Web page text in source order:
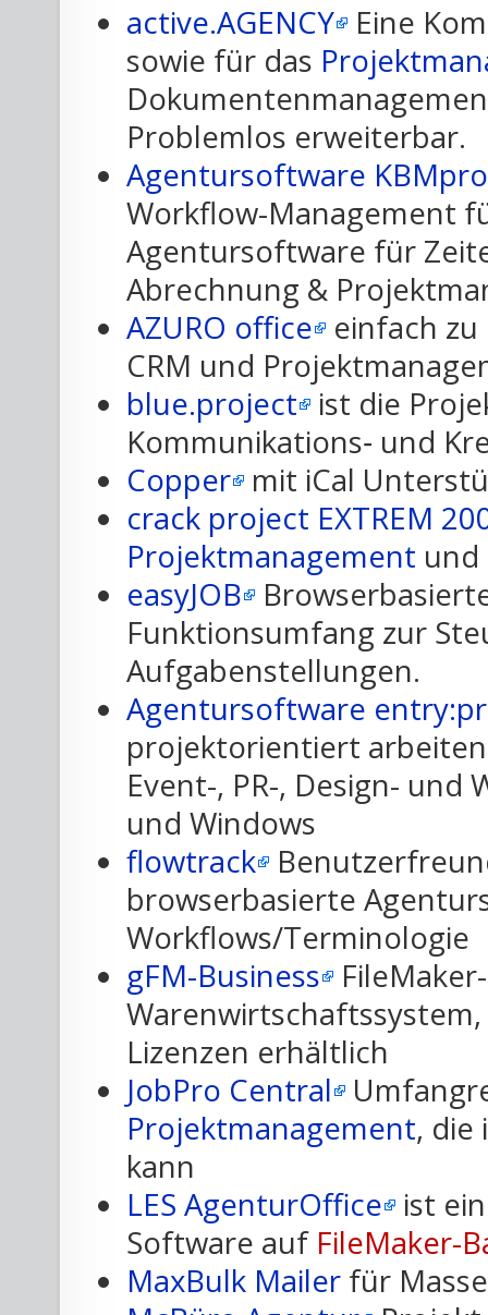
active.AGENCY Eine
sowie für das
Problemlos erweiterbar.
Agentursoftware KBMpro
Workflow-Management
Agentursoftware für
Abrechnung &
AZURO office einfach
CRM und
blue.project ist die
Kommunikations‑ und
Copper mit iCal
crack project EXTREM
Projektmanagement und
easyJOB
Funktionsumfang zur
Aufgabenstellungen.
Agentursoftware
projektorientiert
Event-, PR-, Design-
und Windows
flowtrack
browserbasierte
Workflows/Terminologie
gFM-Business
Lizenzen erhältlich
JobPro Central
Projektmanagement, die
kann
LES AgenturOffice ist
Software auf FileMaker-
MaxBulk Mailer für